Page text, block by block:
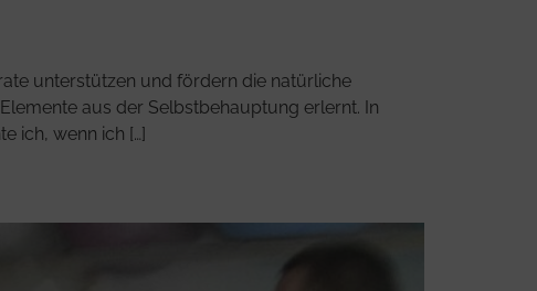
unterstützen und fördern die natürliche
aus der Selbstbehauptung erlernt. In
ich, wenn ich […]